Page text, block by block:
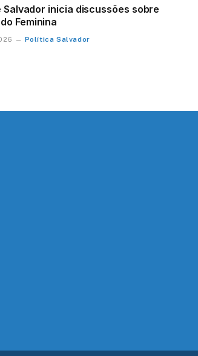
inicia discussões sobre
Feminina
Política Salvador